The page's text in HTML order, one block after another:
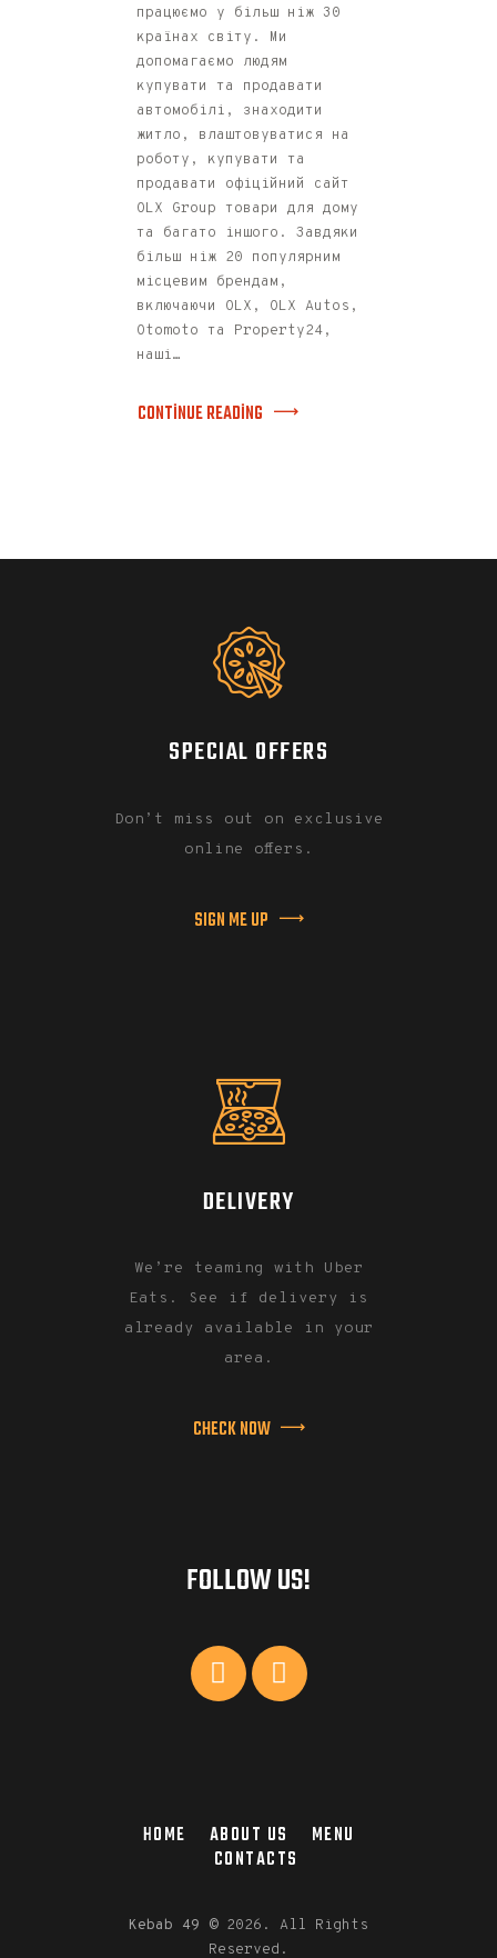
працюємо у більш ніж 30
країнах світу. Ми
допомагаємо людям
купувати та продавати
автомобілі, знаходити
житло, влаштовуватися на
роботу, купувати та
продавати офіційний сайт
OLX Group товари для дому
та багато іншого. Завдяки
більш ніж 20 популярним
місцевим брендам,
включаючи OLX, OLX Autos,
Otomoto та Property24,
наші…
CONTINUE READING
SPECIAL OFFERS
Don’t miss out on exclusive
online offers.
SIGN ME UP
DELIVERY
We’re teaming with Uber
Eats. See if delivery is
already available in your
area.
CHECK NOW
FOLLOW US!
HOME ABOUT US
MENU
CONTACTS
Kebab 49 ©2026. All Rights
Reserved.